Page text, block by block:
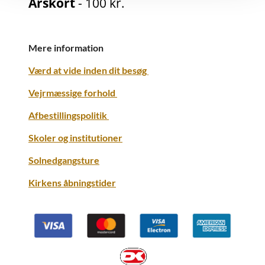
Mere information
Værd at vide inden dit besøg
Vejrmæssige forhold
Afbestillingspolitik
Skoler og institutioner
Solnedgangsture
Kirkens åbningstider